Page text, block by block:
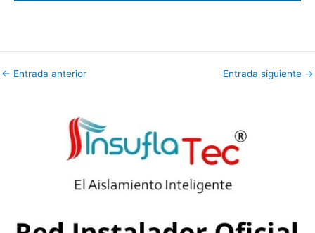
← Entrada anterior Entrada siguiente →